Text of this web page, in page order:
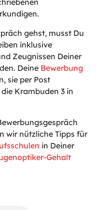
gehst, musst Du
inklusive
Zeugnissen Deiner
Deine Bewerbung
sie per Post
Krambuden 3 in
wir nützliche Tipps für
in Deiner
Gehalt